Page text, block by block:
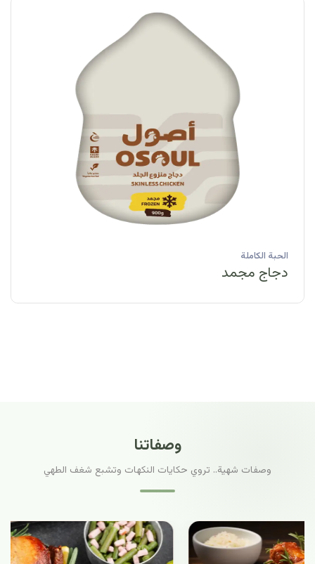
الحبة الكاملة
دجاج مبرد
وصفاتنا
وصفات شهية.. تروي حكايات النكهات وتشبع شغف الطهي